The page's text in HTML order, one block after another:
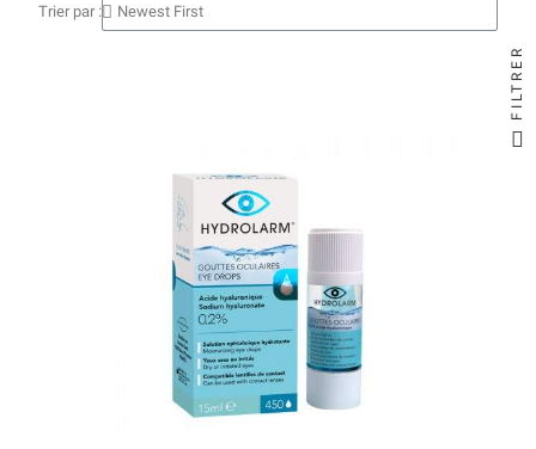
Trier par :
FILTRER